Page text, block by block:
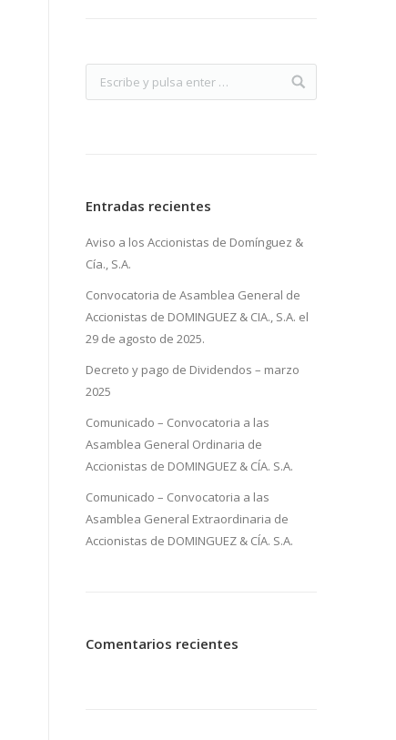
Entradas recientes
Aviso a los Accionistas de Domínguez &
Cía., S.A.
Convocatoria de Asamblea General de
Accionistas de DOMINGUEZ & CIA., S.A. el
29 de agosto de 2025.
Decreto y pago de Dividendos – marzo
2025
Comunicado – Convocatoria a las
Asamblea General Ordinaria de
Accionistas de DOMINGUEZ & CÍA. S.A.
Comunicado – Convocatoria a las
Asamblea General Extraordinaria de
Accionistas de DOMINGUEZ & CÍA. S.A.
Comentarios recientes